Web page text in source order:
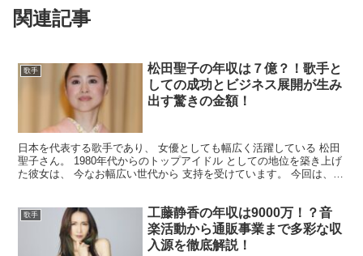
関連記事
歌手
松田聖子の年収は７億？！歌手と
しての成功とビジネス展開が生み
出す驚きの金額！
日本を代表する歌手であり、 女優としても幅広く活躍している 松田
聖子さん。 1980年代からのトップアイドル としての地位を築き上げ
た彼女は、 今なお幅広い世代から 支持を受けています。 今回は、そ
歌手
工藤静香の年収は9000万！？音
楽活動から通販事業まで多彩な収
入源を徹底解説！